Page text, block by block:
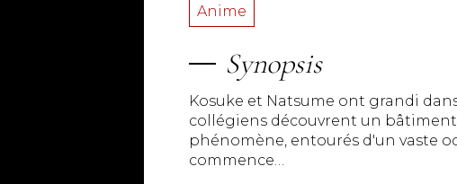
Anime
Synopsis
Kosuke et Natsume ont grandi
collégiens découvrent un
phénomène, entourés d'un vaste
commence…